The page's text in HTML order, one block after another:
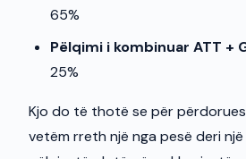
65%
Pëlqimi i kombinuar ATT +
25%
Kjo do të thotë se për
vetëm rreth një nga pesë deri